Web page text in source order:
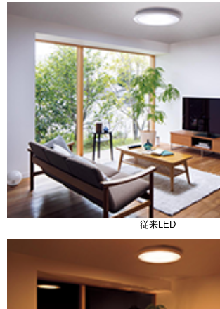
従来LED